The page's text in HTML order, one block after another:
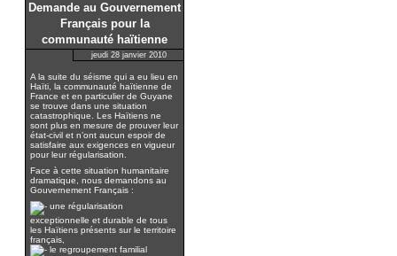
Demande au Gouvernement
Français pour la
communauté haïtienne
jeudi 28 janvier 2010
A la suite du séisme qui a eu lieu en
Haïti, la communauté haïtienne de
France et en particulier de Guyane
se trouve dans une situation
catastrophique. Les Haïtiens ne
sont plus en mesure de prouver leur
état-civil et n’ont aucun espoir de
satisfaire aux exigences en vigueur
pour leur régularisation.
Face à cette situation humanitaire
dramatique, nous demandons au
Gouvernement Français :
une régularisation
exceptionnelle et durable de tous
les Haïtiens présents sur le territoire
français,
le regroupement familial